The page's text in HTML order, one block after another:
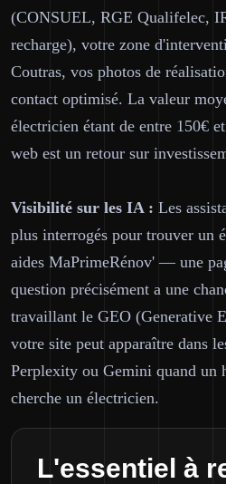
(CONSUEL, RGE Qualifelec,
recharge), votre zone
Coutras, vos photos de
contact optimisé. La valeur
électricien étant de entre 150€
web est un retour sur
Visibilité sur les IA : Les
plus interrogés pour trouver un
aides MaPrimeRénov' — une
question précisément a une
travaillant le GEO (Generative
votre site peut apparaître dans
Perplexity ou Gemini quand un
cherche un électricien.
L'essentiel à